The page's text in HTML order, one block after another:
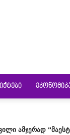
ამჯერად